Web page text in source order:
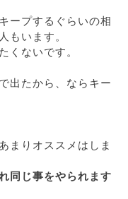
ープするぐらいの相
もいます。
くないです。
出たから、ならキー
まりオススメはしま
同じ事をやられます